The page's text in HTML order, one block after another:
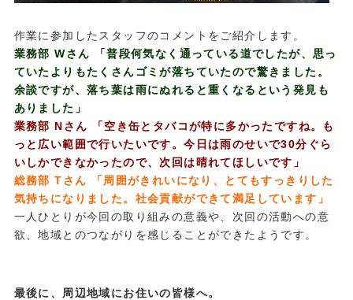
作業に参加したスタッフのコメントをご紹介します。
業務部 Wさん 「普段何気なく通っている道でしたが、思っ
ていたよりもたくさんゴミが落ちていたので驚きました。
余談ですが、落ち葉は雨にぬれると重くなるという発見も
ありました」
業務部 Nさん 「空き缶とタバコが特に多かったですね。も
っと広い範囲で行いたいです。今日は雨のせいで30分ぐら
いしかできなかったので、次回は晴れてほしいです」
総務部 Tさん 「周囲がきれいになり、とてもすっきりした
気持ちになりました。社会貢献ができて満足しています」
一人ひとりが今回の取り組みの意義や、次回の活動への意
欲、地域とのつながりを感じることができたようです。
最後に、周辺地域にお住いの皆様へ。